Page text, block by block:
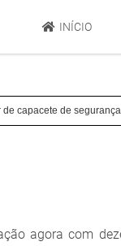
INÍCIO
de capacete de segurança
agora com